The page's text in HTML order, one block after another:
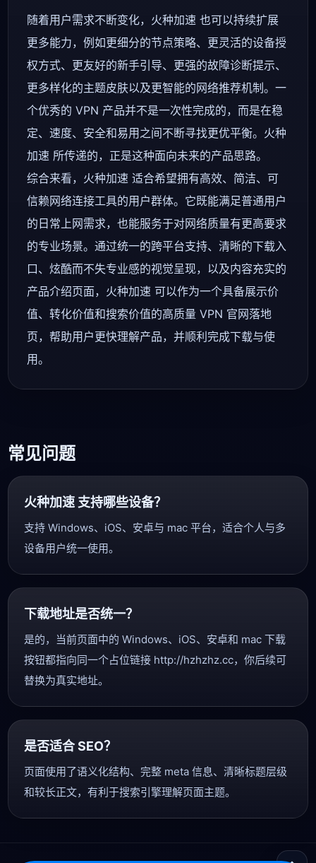
随着用户需求不断变化，火种加速 也可以持续扩展
更多能力，例如更细分的节点策略、更灵活的设备授
权方式、更友好的新手引导、更强的故障诊断提示、
更多样化的主题皮肤以及更智能的网络推荐机制。一
个优秀的 VPN 产品并不是一次性完成的，而是在稳
定、速度、安全和易用之间不断寻找更优平衡。火种
加速 所传递的，正是这种面向未来的产品思路。
综合来看，火种加速 适合希望拥有高效、简洁、可
信赖网络连接工具的用户群体。它既能满足普通用户
的日常上网需求，也能服务于对网络质量有更高要求
的专业场景。通过统一的跨平台支持、清晰的下载入
口、炫酷而不失专业感的视觉呈现，以及内容充实的
产品介绍页面，火种加速 可以作为一个具备展示价
值、转化价值和搜索价值的高质量 VPN 官网落地
页，帮助用户更快理解产品，并顺利完成下载与使
用。
常见问题
火种加速 支持哪些设备？
支持 Windows、iOS、安卓与 mac 平台，适合个人与多
设备用户统一使用。
下载地址是否统一？
是的，当前页面中的 Windows、iOS、安卓和 mac 下载
按钮都指向同一个占位链接 http://hzhzhz.cc，你后续可
替换为真实地址。
是否适合 SEO？
页面使用了语义化结构、完整 meta 信息、清晰标题层级
和较长正文，有利于搜索引擎理解页面主题。